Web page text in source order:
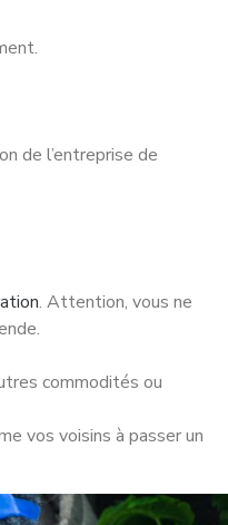
de l’entreprise de
. Attention, vous ne
commodités ou
vos voisins à passer un